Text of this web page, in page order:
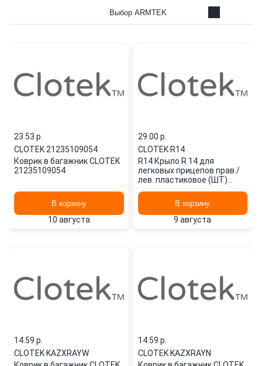
Выбор ARMTEK
23.53 p.
CLOTEK·21235109054
Коврик в багажник CLOTEK
21235109054
В корзину
10 августа
29.00 p.
CLOTEK·R14
R14 Крыло R 14 для
легковых прицепов прав./
лев. пластиковое (ШТ)
В корзину
9 августа
14.59 p.
CLOTEK·KAZXRAYW
14.59 p.
CLOTEK·KAZXRAYN